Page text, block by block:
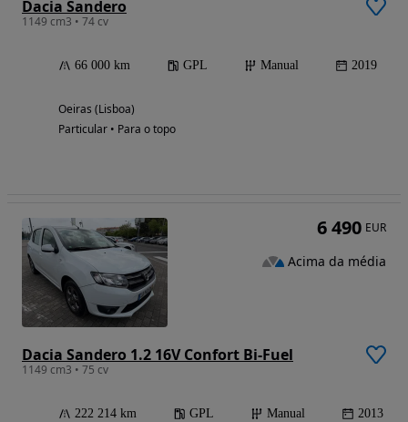
Dacia Sandero
1149 cm3 • 74 cv
66 000 km GPL Manual 2019
Oeiras (Lisboa)
Particular • Para o topo
Dacia Sandero 1.2 16V Confort Bi-Fuel
1149 cm3 • 75 cv
222 214 km GPL Manual 2013
6 490 EUR
Acima da média